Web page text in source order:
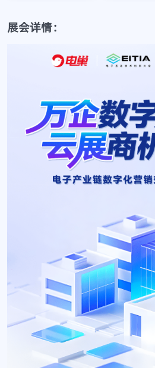
展会详情：